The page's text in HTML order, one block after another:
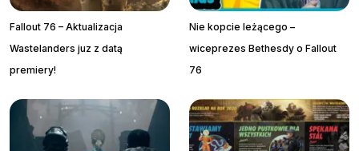
Fallout 76 – Aktualizacja
Wastelanders juz z datą
premiery!
Nie kopcie leżącego –
wiceprezes Bethesdy o Fallout
76